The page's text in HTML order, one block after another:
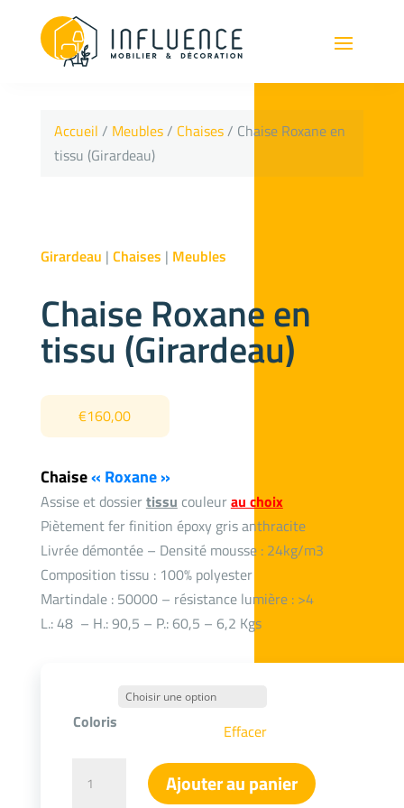
Accueil / Meubles/ Chaises/ Chaise Roxane en
tissu (Girardeau)
Girardeau | Chaises | Meubles
Chaise Roxane en
tissu (Girardeau)
€160,00
Chaise« Roxane »
Assise et dossiertissu couleurau choix
Piètement fer finition époxy gris anthracite
Livrée démontée – Densité mousse : 24kg/m3
Composition tissu : 100% polyester
Martindale : 50000 – résistance lumière : >4
L.: 48 – H.: 90,5 – P.: 60,5 – 6,2 Kgs
Coloris
Effacer
Ajouter au panier